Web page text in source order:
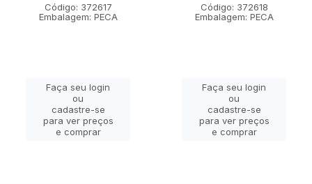
Código: 372617
Embalagem: PECA
Faça seu login
ou
cadastre-se
para ver preços
e comprar
Código: 372618
Embalagem: PECA
Faça seu login
ou
cadastre-se
para ver preços
e comprar